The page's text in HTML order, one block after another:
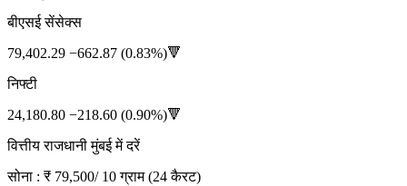
बीएसई सेंसेक्स
79,402.29 −662.87 (0.83%)🔻
निफ्टी
24,180.80 −218.60 (0.90%)🔻
वित्तीय राजधानी मुंबई में दरें
सोना : ₹ 79,500/ 10 ग्राम (24 कैरट)